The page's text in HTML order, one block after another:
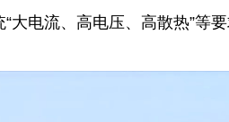
大电流、高电压、高散热”等